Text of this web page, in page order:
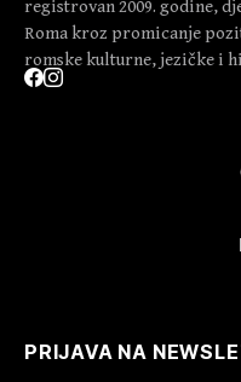
registrovan 2009. godine,
Roma kroz promicanje
romske kulturne, jezičke i
PRIJAVA NA